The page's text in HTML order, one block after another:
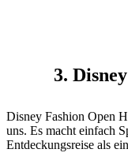
3.
Disney Fashion Open
uns. Es macht einfach
Entdeckungsreise als